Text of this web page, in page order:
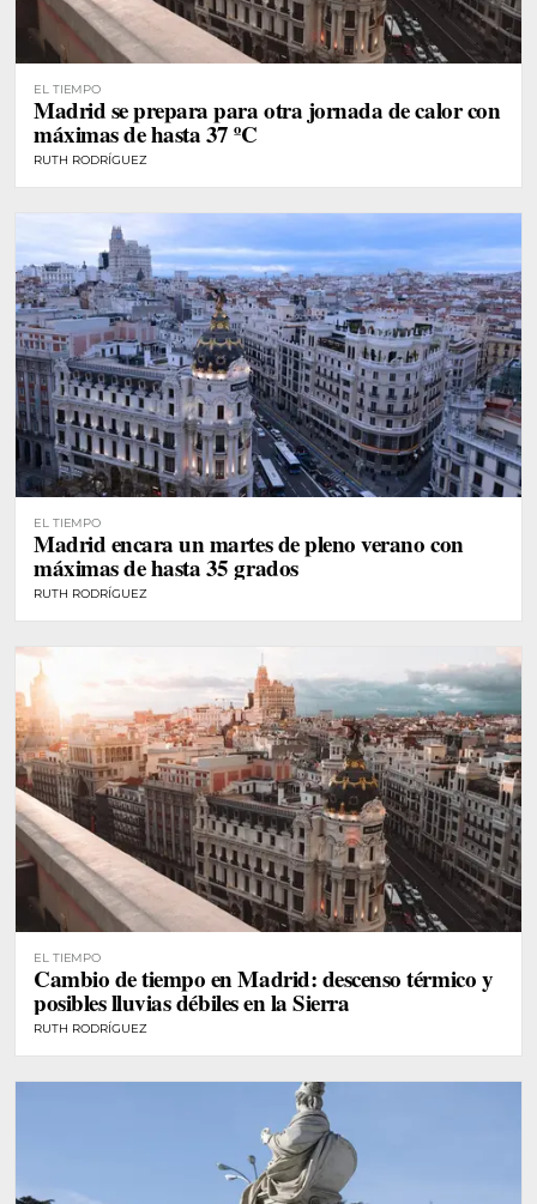
EL TIEMPO
Madrid se prepara para otra jornada de calor con
máximas de hasta 37 ºC
RUTH RODRÍGUEZ
EL TIEMPO
Madrid encara un martes de pleno verano con
máximas de hasta 35 grados
RUTH RODRÍGUEZ
EL TIEMPO
Cambio de tiempo en Madrid: descenso térmico y
posibles lluvias débiles en la Sierra
RUTH RODRÍGUEZ